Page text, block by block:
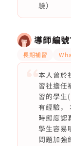
驗）
導師編號
長期補習
本人曾於
習社擔任
習的學生
有經驗，
時態度認
學生容易
問題加強